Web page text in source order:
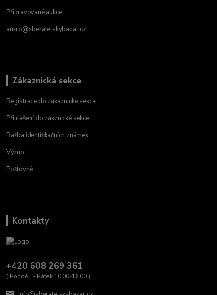
Připravované aukce
aukro@sberatelskybazar.cz
Zákaznická sekce
Registrace do zákaznické sekce
Přihlašení do zakznické sekce
Ražba identifikačních známek
Výkup
Poštovné
Kontakty
+420 608 269 361
( Pondělí - Pátek 10:00-16:00 )